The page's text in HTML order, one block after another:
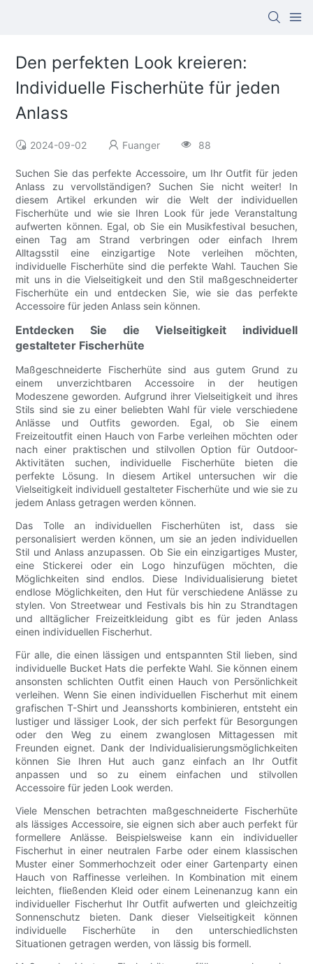
Den perfekten Look kreieren:
Individuelle Fischerhüte für jeden
Anlass
2024-09-02 Fuanger 88
Suchen Sie das perfekte Accessoire, um Ihr Outfit für jeden
Anlass zu vervollständigen? Suchen Sie nicht weiter! In
diesem Artikel erkunden wir die Welt der individuellen
Fischerhüte und wie sie Ihren Look für jede Veranstaltung
aufwerten können. Egal, ob Sie ein Musikfestival besuchen,
einen Tag am Strand verbringen oder einfach Ihrem
Alltagsstil eine einzigartige Note verleihen möchten,
individuelle Fischerhüte sind die perfekte Wahl. Tauchen Sie
mit uns in die Vielseitigkeit und den Stil maßgeschneiderter
Fischerhüte ein und entdecken Sie, wie sie das perfekte
Accessoire für jeden Anlass sein können.
Entdecken Sie die Vielseitigkeit individuell
gestalteter Fischerhüte
Maßgeschneiderte Fischerhüte sind aus gutem Grund zu
einem unverzichtbaren Accessoire in der heutigen
Modeszene geworden. Aufgrund ihrer Vielseitigkeit und ihres
Stils sind sie zu einer beliebten Wahl für viele verschiedene
Anlässe und Outfits geworden. Egal, ob Sie einem
Freizeitoutfit einen Hauch von Farbe verleihen möchten oder
nach einer praktischen und stilvollen Option für Outdoor-
Aktivitäten suchen, individuelle Fischerhüte bieten die
perfekte Lösung. In diesem Artikel untersuchen wir die
Vielseitigkeit individuell gestalteter Fischerhüte und wie sie zu
jedem Anlass getragen werden können.
Das Tolle an individuellen Fischerhüten ist, dass sie
personalisiert werden können, um sie an jeden individuellen
Stil und Anlass anzupassen. Ob Sie ein einzigartiges Muster,
eine Stickerei oder ein Logo hinzufügen möchten, die
Möglichkeiten sind endlos. Diese Individualisierung bietet
endlose Möglichkeiten, den Hut für verschiedene Anlässe zu
stylen. Von Streetwear und Festivals bis hin zu Strandtagen
und alltäglicher Freizeitkleidung gibt es für jeden Anlass
einen individuellen Fischerhut.
Für alle, die einen lässigen und entspannten Stil lieben, sind
individuelle Bucket Hats die perfekte Wahl. Sie können einem
ansonsten schlichten Outfit einen Hauch von Persönlichkeit
verleihen. Wenn Sie einen individuellen Fischerhut mit einem
grafischen T-Shirt und Jeansshorts kombinieren, entsteht ein
lustiger und lässiger Look, der sich perfekt für Besorgungen
oder den Weg zu einem zwanglosen Mittagessen mit
Freunden eignet. Dank der Individualisierungsmöglichkeiten
können Sie Ihren Hut auch ganz einfach an Ihr Outfit
anpassen und so zu einem einfachen und stilvollen
Accessoire für jeden Look werden.
Viele Menschen betrachten maßgeschneiderte Fischerhüte
als lässiges Accessoire, sie eignen sich aber auch perfekt für
formellere Anlässe. Beispielsweise kann ein individueller
Fischerhut in einer neutralen Farbe oder einem klassischen
Muster einer Sommerhochzeit oder einer Gartenparty einen
Hauch von Raffinesse verleihen. In Kombination mit einem
leichten, fließenden Kleid oder einem Leinenanzug kann ein
individueller Fischerhut Ihr Outfit aufwerten und gleichzeitig
Sonnenschutz bieten. Dank dieser Vielseitigkeit können
individuelle Fischerhüte in den unterschiedlichsten
Situationen getragen werden, von lässig bis formell.